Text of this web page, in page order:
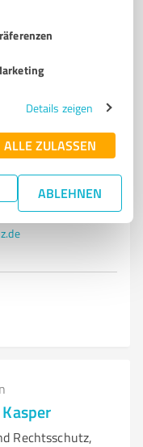
Details zeigen
ALLE ZULASSEN
ABLEHNEN
ZUSAMMENARBEIT
Rechtsschutz,